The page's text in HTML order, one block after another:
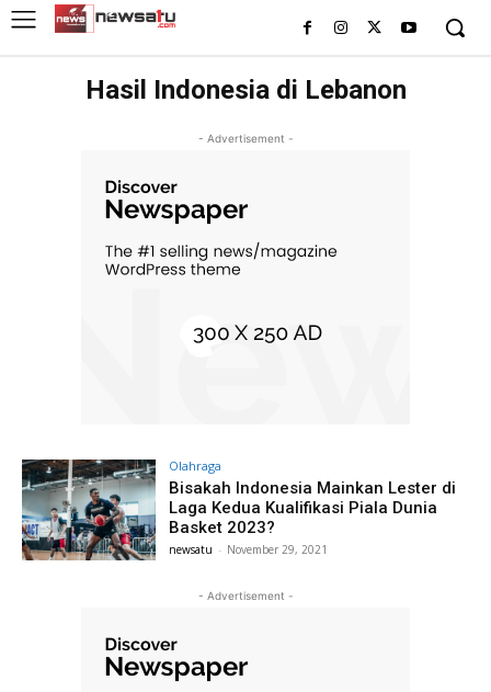
Hasil Indonesia di Lebanon
- Advertisement -
Olahraga
Bisakah Indonesia Mainkan Lester di
Laga Kedua Kualifikasi Piala Dunia
Basket 2023?
newsatu - November 29, 2021
- Advertisement -